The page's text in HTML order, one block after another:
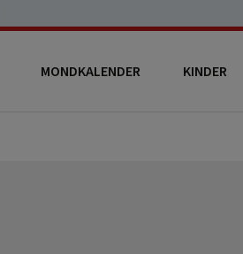
MONDKALENDER KINDER